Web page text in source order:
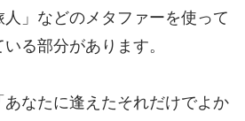
人」などのメタファーを使って
る部分があります。
なたに逢えたそれだけでよか